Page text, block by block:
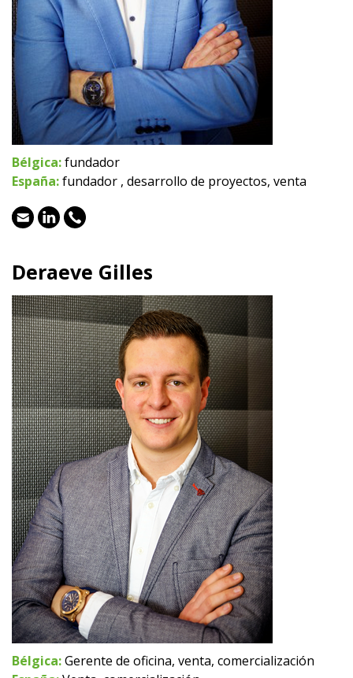
Bélgica:fundador
España:fundador , desarrollo de proyectos, venta
Deraeve Gilles
Bélgica:Gerente de oficina, venta, comercialización